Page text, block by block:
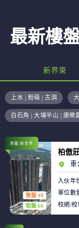
最新樓
新界東
上水 | 粉嶺 | 古洞
白石角 | 大埔半山 | 康樂
售盤 48
租盤 66
港鐵/新世界
柏傲
車
入伙年
單位數
校網/校